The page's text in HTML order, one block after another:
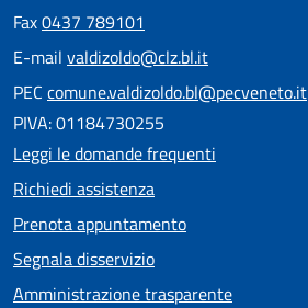
Fax0437 789101
E-mail valdizoldo@clz.bl.it
PEC comune.valdizoldo.bl@pecveneto.it
PIVA: 01184730255
Leggi le domande frequenti
Richiedi assistenza
Prenota appuntamento
Segnala disservizio
Amministrazione trasparente